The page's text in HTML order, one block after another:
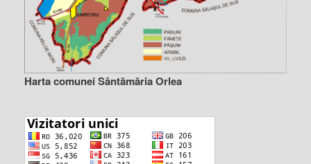
Harta comunei Sântămăria Orlea